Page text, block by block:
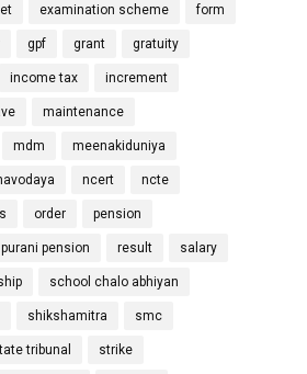
examination scheme form
gpf grant gratuity
income tax increment
maintenance
mdm meenakiduniya
ncert ncte
order pension
purani pension result salary
school chalo abhiyan
shikshamitra smc
tribunal strike